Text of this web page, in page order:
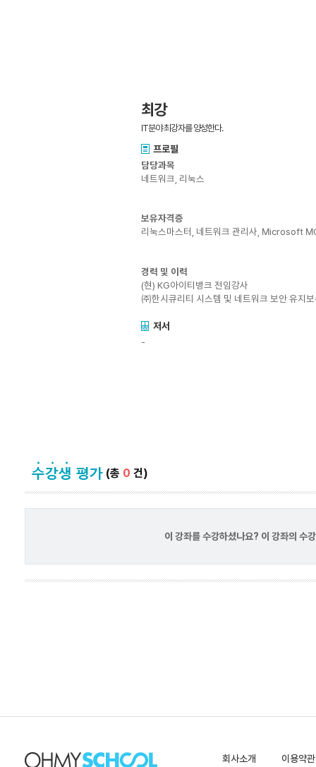
최강
IT분야 최강자를 양성한다.
프로필
담당과목
네트워크, 리눅스
보유자격증
리눅스마스터, 네트워크 관리사, Microsoft
경력 및 이력
(현) KG아이티뱅크 전임강사
㈜한시큐리티 시스템 및 네트워크 보안 유지
저서
-
(총 0 건)
이 강좌를 수강하셨나요? 이 강좌의 수
회사소개 이용약관